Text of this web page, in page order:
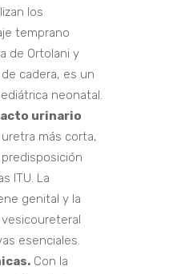
los
temprano
de Ortolani y
cadera, es un
neonatal.
urinario
más corta,
ITU. La
genital y la
esenciales.
Con la